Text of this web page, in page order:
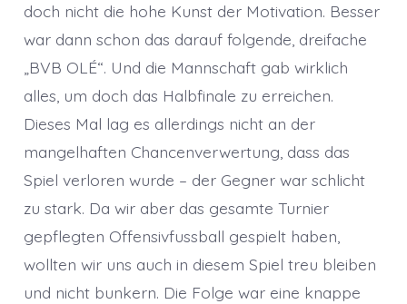
doch nicht die hohe Kunst der Motivation. Besser
war dann schon das darauf folgende, dreifache
„BVB OLÉ“. Und die Mannschaft gab wirklich
alles, um doch das Halbfinale zu erreichen.
Dieses Mal lag es allerdings nicht an der
mangelhaften Chancenverwertung, dass das
Spiel verloren wurde – der Gegner war schlicht
zu stark. Da wir aber das gesamte Turnier
gepflegten Offensivfussball gespielt haben,
wollten wir uns auch in diesem Spiel treu bleiben
und nicht bunkern. Die Folge war eine knappe